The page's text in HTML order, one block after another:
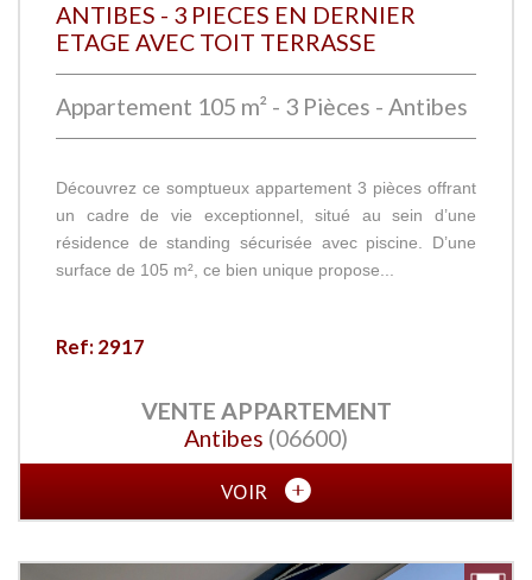
ANTIBES - 3 PIECES EN DERNIER
ETAGE AVEC TOIT TERRASSE
Appartement 105 m² - 3 Pièces - Antibes
Découvrez ce somptueux appartement 3 pièces offrant
un cadre de vie exceptionnel, situé au sein d’une
résidence de standing sécurisée avec piscine. D’une
surface de 105 m², ce bien unique propose...
Ref: 2917
VENTE APPARTEMENT
Antibes (06600)
VOIR